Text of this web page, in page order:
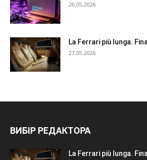
26.05.2026
La Ferrari più lunga.
27.05.2026
ВИБІР РЕДАКТОРА
La Ferrari più lunga.